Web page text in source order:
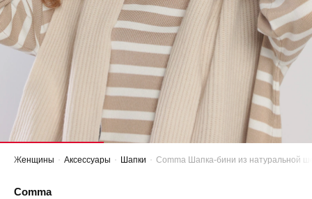
Женщины Аксессуары Шапки Comma Шапка-бини из натуральной
Comma